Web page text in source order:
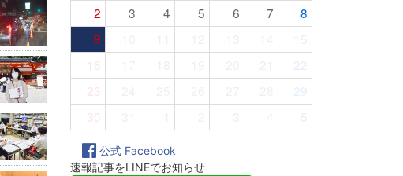
2
3 4 5 6 7
8
9
15
16
22
23
29
30
5
公式 Facebook
速報記事をLINEでお知らせ